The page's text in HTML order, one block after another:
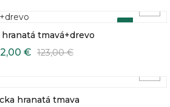
Výpredaj
hranatá tmavá+drevo
€ 123,00 €
hranatá tmava